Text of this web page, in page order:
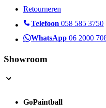
Retourneren
Telefoon 058 585 3750
WhatsApp 06 2000
Showroom
GoPaintball